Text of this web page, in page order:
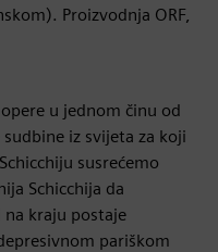
Proizvodnja ORF,
u jednom činu od
iz svijeta za koji
susrećemo
Schicchija da
kraju postaje
pariškom